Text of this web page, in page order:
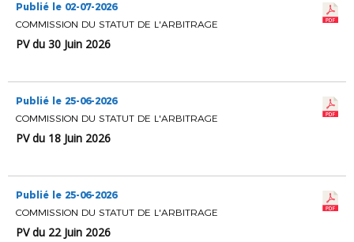
Publié le 02-07-2026
COMMISSION DU STATUT DE L'ARBITRAGE
PV du 30 Juin 2026
Publié le 25-06-2026
COMMISSION DU STATUT DE L'ARBITRAGE
PV du 18 Juin 2026
Publié le 25-06-2026
COMMISSION DU STATUT DE L'ARBITRAGE
PV du 22 Juin 2026